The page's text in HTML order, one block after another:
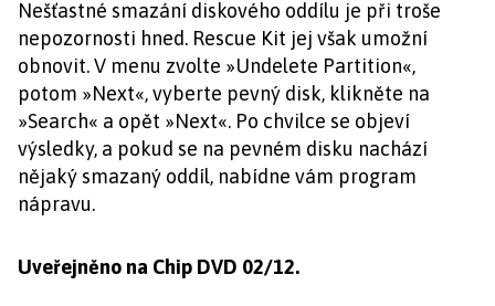
Nešťastné smazání diskového oddílu je při troše
nepozornosti hned. Rescue Kit jej však umožní
obnovit. V menu zvolte »Undelete Partition«,
potom »Next«, vyberte pevný disk, klikněte na
»Search« a opět »Next«. Po chvilce se objeví
výsledky, a pokud se na pevném disku nachází
nějaký smazaný oddíl, nabídne vám program
nápravu.
Uveřejněno na Chip DVD 02/12.